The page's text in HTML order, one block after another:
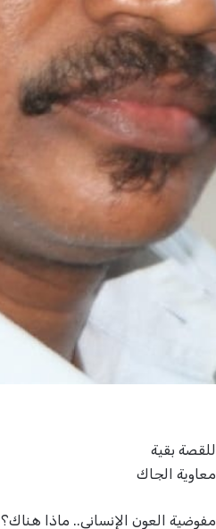
للقصة بقية
معاوية الجاك
مفوضية العون الإنساني.. ماذا هناك؟